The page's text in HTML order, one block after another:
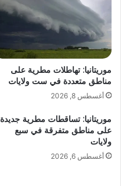
موريتانيا: تهاطلات مطرية على
مناطق متعددة في ست ولايات
أغسطس 8, 2026
موريتانيا: تساقطات مطرية جديدة
على مناطق متفرقة في سبع
ولايات
أغسطس 6, 2026